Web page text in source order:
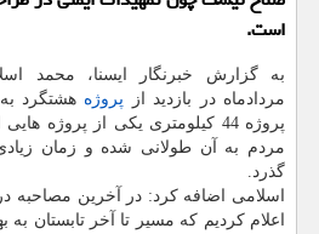
است.
به گزارش خبرنگار ایسنا، محمد
مردادماه در بازدید از پروژه هشتگرد
پروژه 44 كیلومتری یكی از پروژه
مردم به آن طولانی شده و زمان
گذرد.
اسلامی اضافه كرد: در آخرین مصاحبه
اعلام كردیم كه مسیر تا آخر تابستان